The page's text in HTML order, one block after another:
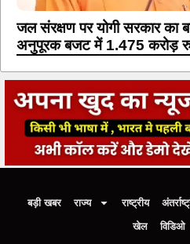
जल संरक्षण पर योगी सरकार का
अनुपूरक बजट में 1.475 करोड़
बड़ी खबर राज्य राष्ट्रीय
खेल
विडिओ